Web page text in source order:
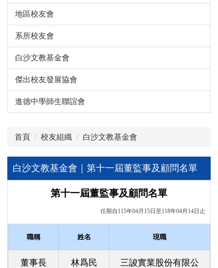
地區校友會
系所校友會
白沙文教基金會
傑出校友發展協會
進德中學師生聯誼會
首頁 校友組織 白沙文教基金會
白沙文教基金會｜第十一屆董監事及顧問名單
第十一屆董監事及顧問名單
任期自115年04月15日至118年04月14日止
職稱 姓名 現職
董事長 林爲民
三誜實業股份有限公